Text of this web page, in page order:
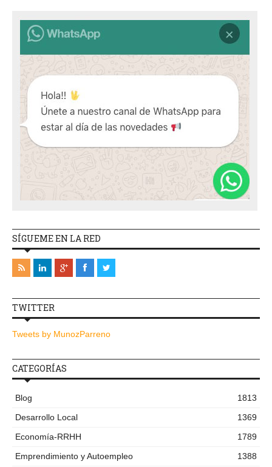
SÍGUEME EN LA RED
TWITTER
Tweets by MunozParreno
CATEGORÍAS
Blog
1813
Desarrollo Local
1369
Economía-RRHH
1789
Emprendimiento y Autoempleo
1388